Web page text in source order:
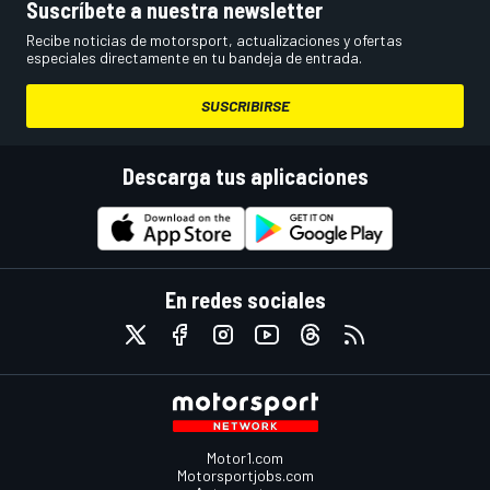
Suscríbete a nuestra newsletter
Recibe noticias de motorsport, actualizaciones y ofertas
especiales directamente en tu bandeja de entrada.
SUSCRIBIRSE
Descarga tus aplicaciones
En redes sociales
Motor1.com
Motorsportjobs.com